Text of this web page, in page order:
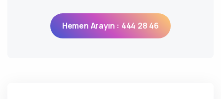
Hemen Arayın : 444 28 46